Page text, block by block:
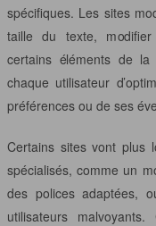
spécifiques. Les sites
taille du texte,
certains éléments de
chaque utilisateur
préférences ou de ses
Certains sites vont plus
spécialisés, comme un
des polices adaptées,
utilisateurs